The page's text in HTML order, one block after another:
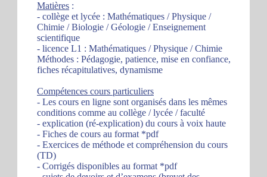
Matières :
- collège et lycée : Mathématiques / Physique /
Chimie / Biologie / Géologie / Enseignement
scientifique
- licence L1 : Mathématiques / Physique / Chimie
Méthodes : Pédagogie, patience, mise en confiance,
fiches récapitulatives, dynamisme
Compétences cours particuliers
- Les cours en ligne sont organisés dans les mêmes
conditions comme au collège / lycée / faculté
- explication (ré-explication) du cours à voix haute
- Fiches de cours au format *pdf
- Exercices de méthode et compréhension du cours
(TD)
- Corrigés disponibles au format *pdf